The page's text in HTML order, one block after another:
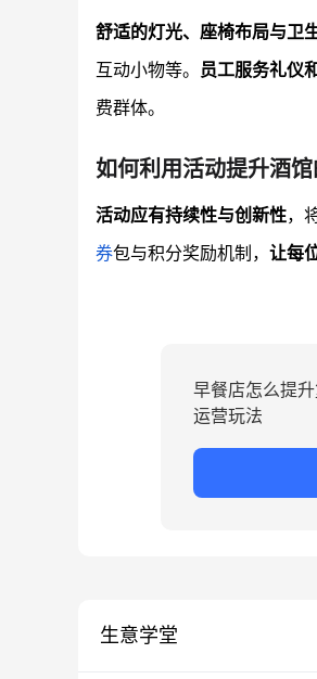
舒适的灯光、座椅布局与卫
互动小物等。 员工服务礼仪
费群体。
如何利用活动提升酒馆
活动应有持续性与创新性，
券包与积分奖励机制， 让每
早餐店怎么提
运营玩法
生意学堂